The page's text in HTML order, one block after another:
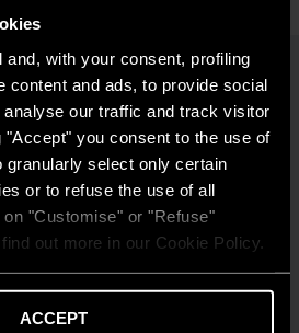
and, with your consent, profiling
content and ads, to provide social
our traffic and track visitor
you consent to the use of
granularly select only certain
or to refuse the use of all
"Customise" or "Refuse"
out more in our Cookie Policy.
ACCEPT